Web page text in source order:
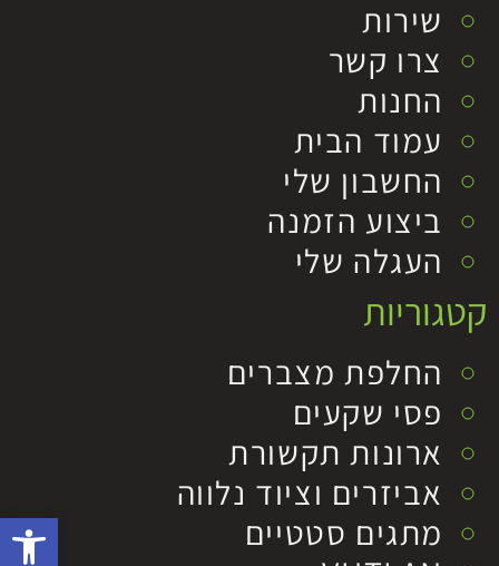
פתח
שירות
צרו קשר
החנות
עמוד הבית
החשבון שלי
ביצוע הזמנה
העגלה שלי
קטגוריות
החלפת מצברים
פסי שקעים
ארונות תקשורת
אביזרים וציוד נלווה
מתגים סטטיים